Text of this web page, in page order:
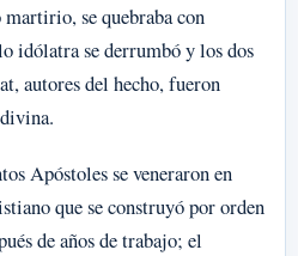
martirio, se quebraba con
idólatra se derrumbó y los dos
autores del hecho, fueron
Apóstoles se veneraron en
que se construyó por orden
de años de trabajo; el